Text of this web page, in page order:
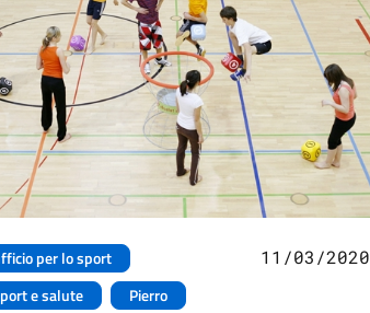
per lo sport
e salute
Pierro
11/03/2020